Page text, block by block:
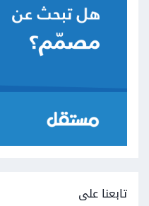
تابعنا على